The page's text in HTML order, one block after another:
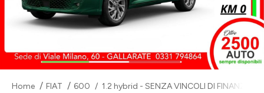
Home FIAT 600 1.2 hybrid - SENZA VINCOLI DI